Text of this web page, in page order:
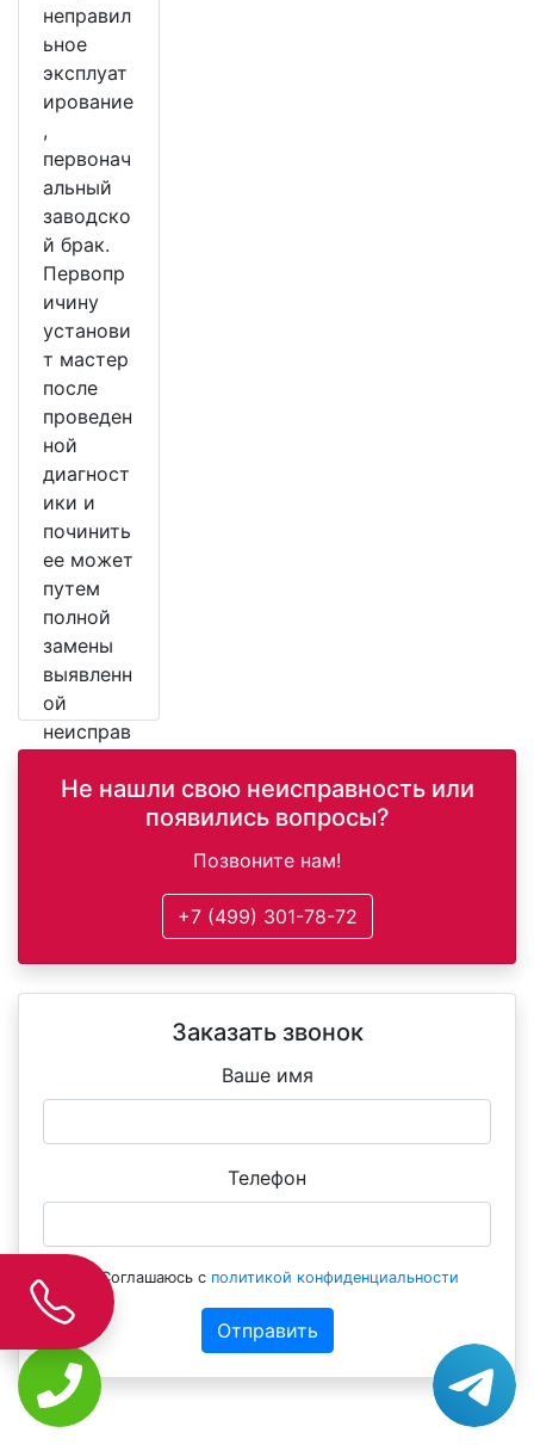
неправил
ьное
эксплуат
ирование
,
первонач
альный
заводско
й брак.
Первопр
ичину
установи
т мастер
после
проведен
ной
диагност
ики и
починить
ее может
путем
полной
замены
выявленн
ой
неисправ
детали.
Не нашли свою неисправность или
появились вопросы?
Позвоните нам!
+7 (499) 301-78-72
Заказать звонок
Ваше имя
Телефон
Соглашаюсь с политикой конфиденциальности
Отправить